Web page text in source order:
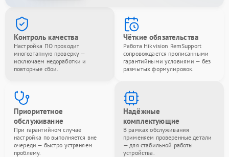
Контроль качества
Настройка ПО проходит
многоэтапную проверку —
исключаем недоработки и
повторные сбои.
Чёткие обязательства
Работа Hikvision RemSupport
сопровождается прописанными
гарантийными условиями — без
размытых формулировок.
Приоритетное
обслуживание
При гарантийном случае
настройка по выполняется вне
очереди — быстро устраняем
проблему.
Надёжные
комплектующие
В рамках обслуживания
применяем проверенные детали
— для стабильной работы
устройства.